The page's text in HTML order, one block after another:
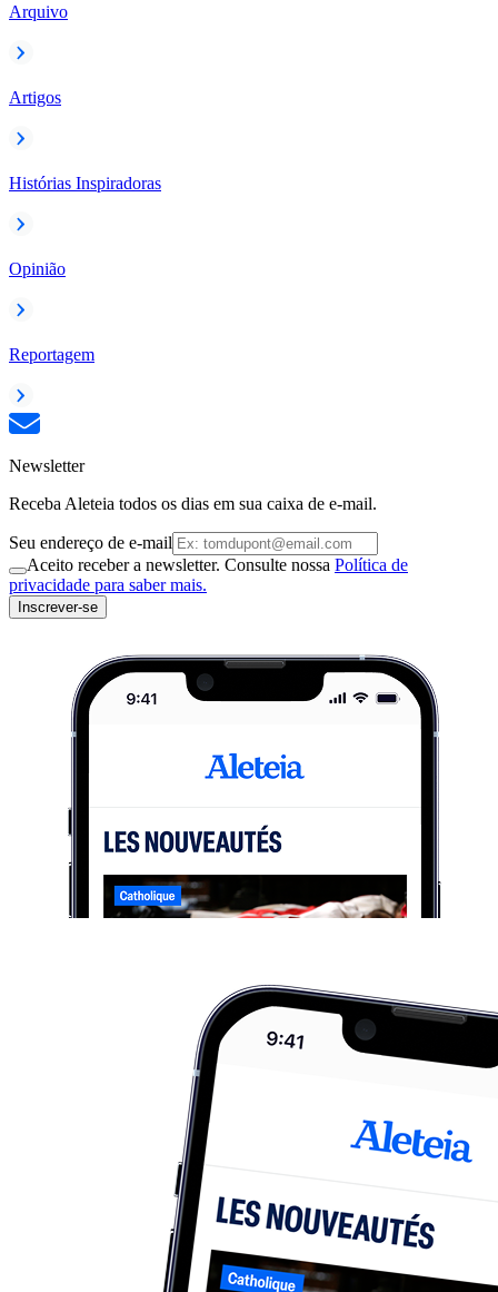
Arquivo
Artigos
Histórias Inspiradoras
Opinião
Reportagem
Newsletter
Receba Aleteia todos os dias em sua caixa de e-mail.
Seu endereço de e-mail
Aceito receber a newsletter. Consulte nossa Política de
privacidade para saber mais.
Inscrever-se